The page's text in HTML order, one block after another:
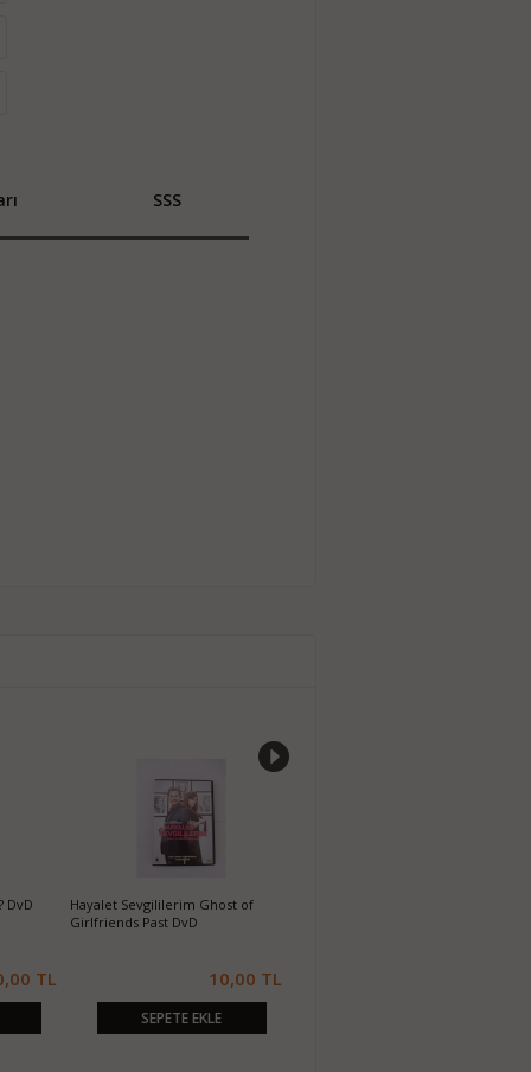
SSS
DvD
TL
Hayalet Sevgililerim Ghost of
Girlfriends Past DvD
10,00 TL
SEPETE EKLE